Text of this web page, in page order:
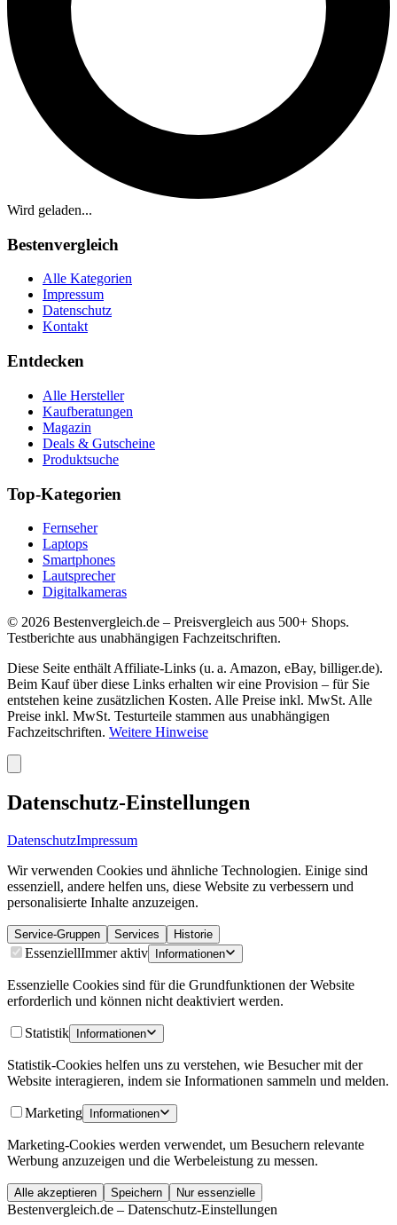
Wird geladen...
Bestenvergleich
Alle Kategorien
Impressum
Datenschutz
Kontakt
Entdecken
Alle Hersteller
Kaufberatungen
Magazin
Deals & Gutscheine
Produktsuche
Top-Kategorien
Fernseher
Laptops
Smartphones
Lautsprecher
Digitalkameras
© 2026 Bestenvergleich.de – Preisvergleich aus 500+ Shops.
Testberichte aus unabhängigen Fachzeitschriften.
Diese Seite enthält Affiliate-Links (u. a. Amazon, eBay, billiger.de).
Beim Kauf über diese Links erhalten wir eine Provision – für Sie
entstehen keine zusätzlichen Kosten. Alle Preise inkl. MwSt. Alle
Preise inkl. MwSt. Testurteile stammen aus unabhängigen
Fachzeitschriften. Weitere Hinweise
Datenschutz-Einstellungen
DatenschutzImpressum
Wir verwenden Cookies und ähnliche Technologien. Einige sind
essenziell, andere helfen uns, diese Website zu verbessern und
personalisierte Inhalte anzuzeigen.
Service-Gruppen Services Historie
EssenziellImmer aktiv Informationen
Essenzielle Cookies sind für die Grundfunktionen der Website
erforderlich und können nicht deaktiviert werden.
Statistik Informationen
Statistik-Cookies helfen uns zu verstehen, wie Besucher mit der
Website interagieren, indem sie Informationen sammeln und melden.
Marketing Informationen
Marketing-Cookies werden verwendet, um Besuchern relevante
Werbung anzuzeigen und die Werbeleistung zu messen.
Alle akzeptieren Speichern Nur essenzielle
Bestenvergleich.de – Datenschutz-Einstellungen